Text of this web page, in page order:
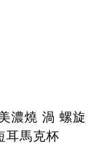
濃燒 渦 螺旋
耳馬克杯